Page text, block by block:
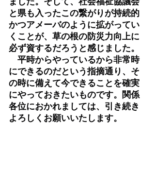
と県も入ったこの繋がりが持続的
かつアメーバのように拡がってい
くことが、草の根の防災力向上に
必ず資するだろうと感じました。
平時からやっているから非常時
にできるのだという指摘通り、そ
の時に備えて今できることを確実
にやっておきたいものです。関係
各位におかれましては、引き続き
よろしくお願いいたします。